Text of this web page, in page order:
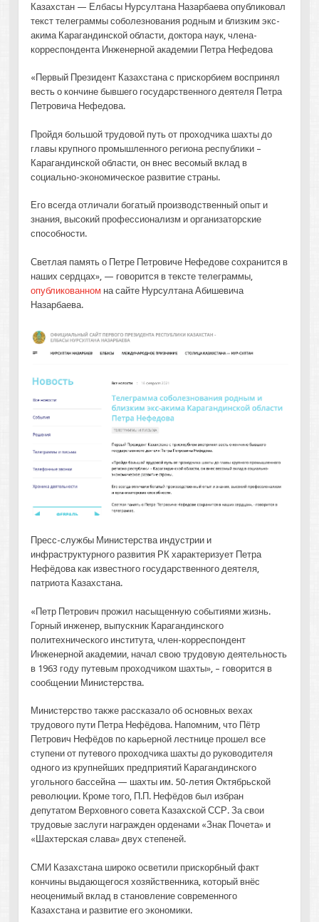
Казахстан — Елбасы Нурсултана Назарбаева опубликовал
текст телеграммы соболезнования родным и близким экс-
акима Карагандинской области, доктора наук, члена-
корреспондента Инженерной академии Петра Нефедова
«Первый Президент Казахстана с прискорбием воспринял
весть о кончине бывшего государственного деятеля Петра
Петровича Нефедова.
Пройдя большой трудовой путь от проходчика шахты до
главы крупного промышленного региона республики –
Карагандинской области, он внес весомый вклад в
социально-экономическое развитие страны.
Его всегда отличали богатый производственный опыт и
знания, высокий профессионализм и организаторские
способности.
Светлая память о Петре Петровиче Нефедове сохранится в
наших сердцах», — говорится в тексте телеграммы,
опубликованном на сайте Нурсултана Абишевича
Назарбаева.
Пресс-службы Министерства индустрии и
инфраструктурного развития РК характеризует Петра
Нефёдова как известного государственного деятеля,
патриота Казахстана.
«Петр Петрович прожил насыщенную событиями жизнь.
Горный инженер, выпускник Карагандинского
политехнического института, член-корреспондент
Инженерной академии, начал свою трудовую деятельность
в 1963 году путевым проходчиком шахты», – говорится в
сообщении Министерства.
Министерство также рассказало об основных вехах
трудового пути Петра Нефёдова. Напомним, что Пётр
Петрович Нефёдов по карьерной лестнице прошел все
ступени от путевого проходчика шахты до руководителя
одного из крупнейших предприятий Карагандинского
угольного бассейна — шахты им. 50-летия Октябрьской
революции. Кроме того, П.П. Нефёдов был избран
депутатом Верховного совета Казахской ССР. За свои
трудовые заслуги награжден орденами «Знак Почета» и
«Шахтерская слава» двух степеней.
СМИ Казахстана широко осветили прискорбный факт
кончины выдающегося хозяйственника, который внёс
неоценимый вклад в становление современного
Казахстана и развитие его экономики.